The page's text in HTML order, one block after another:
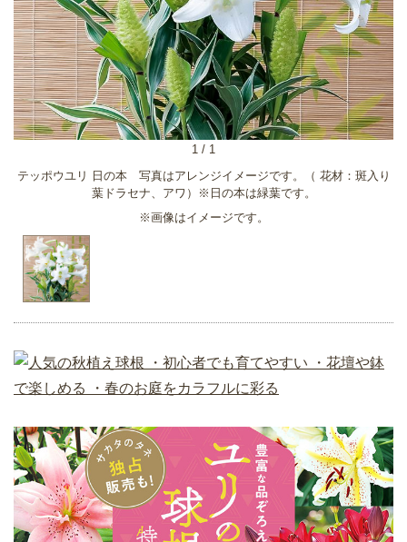
テッポウユリ 日の本 写真はアレンジイメージです。（ 花材：斑入り
葉ドラセナ、アワ）※日の本は緑葉です。
※画像はイメージです。
1 / 1